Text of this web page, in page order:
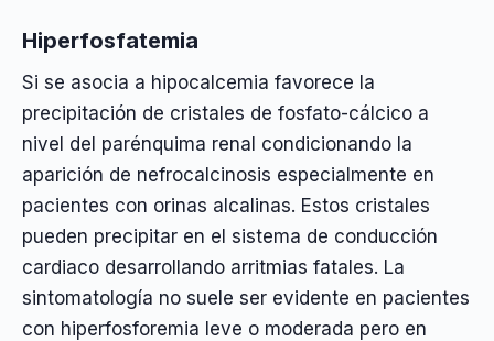
Hiperfosfatemia
Si se asocia a hipocalcemia favorece la
precipitación de cristales de fosfato-cálcico a
nivel del parénquima renal condicionando la
aparición de nefrocalcinosis especialmente en
pacientes con orinas alcalinas. Estos cristales
pueden precipitar en el sistema de conducción
cardiaco desarrollando arritmias fatales. La
sintomatología no suele ser evidente en pacientes
con hiperfosforemia leve o moderada pero en